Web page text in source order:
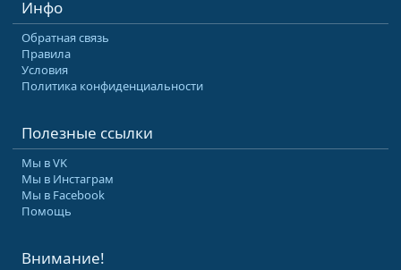
Инфо
Обратная связь
Правила
Условия
Политика конфиденциальности
Полезные ссылки
Мы в VK
Мы в Инстаграм
Мы в Facebook
Помощь
Внимание!